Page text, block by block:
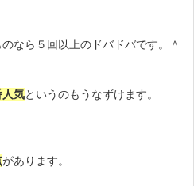
なら５回以上のドバドバです。＾
人気というのもうなずけます。
があります。